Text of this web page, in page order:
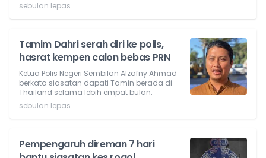
sebulan lepas
Tamim Dahri serah diri ke polis,
hasrat kempen calon bebas PRN
Ketua Polis Negeri Sembilan Alzafny Ahmad
berkata siasatan dapati Tamin berada di
Thailand selama lebih empat bulan.
sebulan lepas
Pempengaruh direman 7 hari